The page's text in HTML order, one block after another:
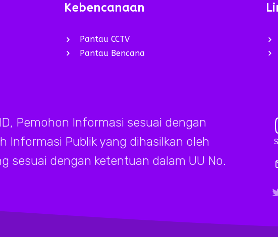
Kebencanaan
Pantau CCTV
Pantau Bencana
Pemohon Informasi sesuai dengan
Informasi Publik yang dihasilkan oleh
sesuai dengan ketentuan dalam UU No.